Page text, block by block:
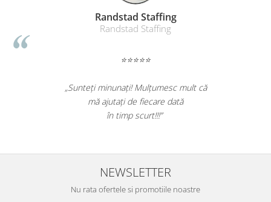
Randstad Staffing
Randstad Staffing
⭐⭐⭐⭐⭐
„Sunteți minunați! Mulțumesc mult că
mă ajutați de fiecare dată
în timp scurt!!!”
NEWSLETTER
Nu rata ofertele si promotiile noastre